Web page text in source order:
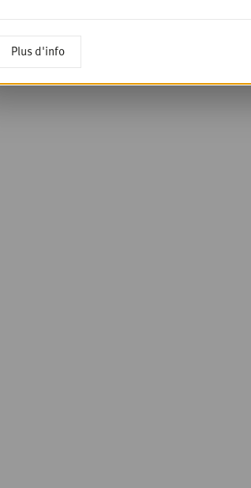
Plus d'info